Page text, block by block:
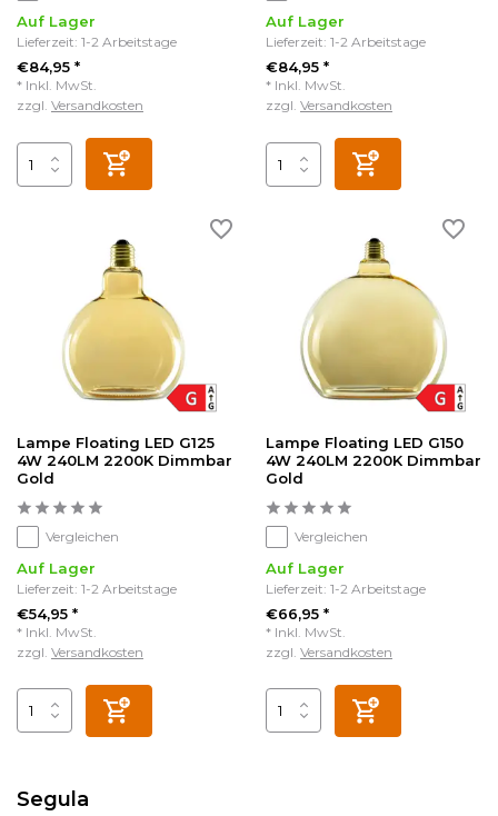
Auf Lager
Lieferzeit: 1-2 Arbeitstage
€84,95 *
* Inkl. MwSt.
zzgl. Versandkosten
Auf Lager
Lieferzeit: 1-2 Arbeitstage
€84,95 *
* Inkl. MwSt.
zzgl. Versandkosten
Lampe Floating LED G125
4W 240LM 2200K Dimmbar
Gold
Vergleichen
Auf Lager
Lieferzeit: 1-2 Arbeitstage
€54,95 *
* Inkl. MwSt.
zzgl. Versandkosten
Lampe Floating LED G150
4W 240LM 2200K Dimmbar
Gold
Vergleichen
Auf Lager
Lieferzeit: 1-2 Arbeitstage
€66,95 *
* Inkl. MwSt.
zzgl. Versandkosten
Segula